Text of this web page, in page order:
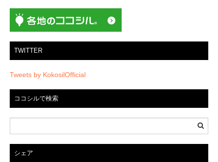
ン
TWITTER
Tweets by KokosilOfficial
ココシルで検索
シェア